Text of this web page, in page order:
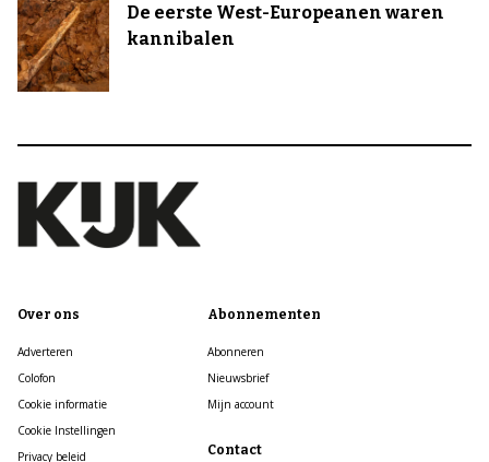
De eerste West-Europeanen waren
kannibalen
Over ons
Adverteren
Colofon
Cookie informatie
Cookie Instellingen
Privacy beleid
Abonnementen
Abonneren
Nieuwsbrief
Mijn account
Contact